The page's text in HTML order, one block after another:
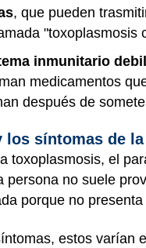
, que pueden
"toxoplasmosis
inmunitario
medicamentos
después de
los síntomas de
toxoplasmosis, el
persona no suele
porque no
estos varían